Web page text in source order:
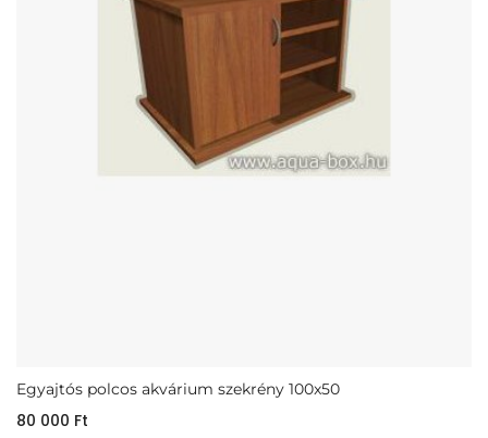
Egyajtós polcos akvárium szekrény 100x50
80 000 Ft